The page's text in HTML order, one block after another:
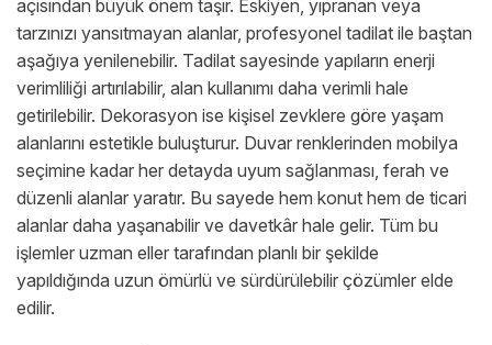
açısından büyük önem taşır. Eskiyen, yıpranan veya
tarzınızı yansıtmayan alanlar, profesyonel tadilat ile baştan
aşağıya yenilenebilir. Tadilat sayesinde yapıların enerji
verimliliği artırılabilir, alan kullanımı daha verimli hale
getirilebilir. Dekorasyon ise kişisel zevklere göre yaşam
alanlarını estetikle buluşturur. Duvar renklerinden mobilya
seçimine kadar her detayda uyum sağlanması, ferah ve
düzenli alanlar yaratır. Bu sayede hem konut hem de ticari
alanlar daha yaşanabilir ve davetkâr hale gelir. Tüm bu
işlemler uzman eller tarafından planlı bir şekilde
yapıldığında uzun ömürlü ve sürdürülebilir çözümler elde
edilir.